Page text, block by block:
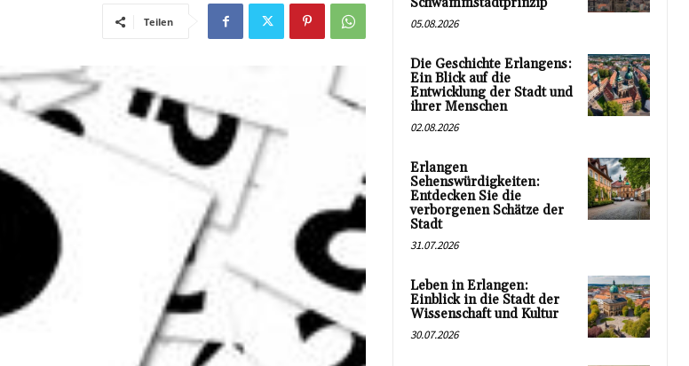
Teilen 05.08.2026
Die Geschichte Erlangens:
Ein Blick auf die
Entwicklung der Stadt und
ihrer Menschen
02.08.2026
Erlangen
Sehenswürdigkeiten:
Entdecken Sie die
verborgenen Schätze der
Stadt
31.07.2026
Leben in Erlangen:
Einblick in die Stadt der
Wissenschaft und Kultur
30.07.2026